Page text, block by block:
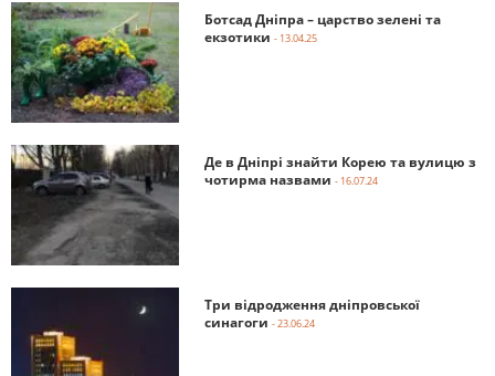
Ботсад Дніпра – царство зелені та
екзотики - 13.04.25
Де в Дніпрі знайти Корею та вулицю з
чотирма назвами - 16.07.24
Три відродження дніпровської
синагоги - 23.06.24